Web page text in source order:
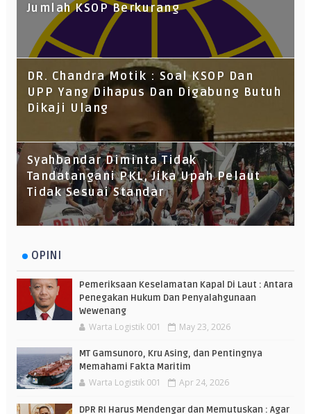
Jumlah KSOP Berkurang
DR. Chandra Motik : Soal KSOP Dan
UPP Yang Dihapus Dan Digabung Butuh
Dikaji Ulang
Syahbandar Diminta Tidak
Tandatangani PKL, Jika Upah Pelaut
Tidak Sesuai Standar
OPINI
Pemeriksaan Keselamatan Kapal Di Laut : Antara
Penegakan Hukum Dan Penyalahgunaan
Wewenang
Warta Logistik 001 May 23, 2026
MT Gamsunoro, Kru Asing, dan Pentingnya
Memahami Fakta Maritim
Warta Logistik 001 Apr 24, 2026
DPR RI Harus Mendengar dan Memutuskan : Agar